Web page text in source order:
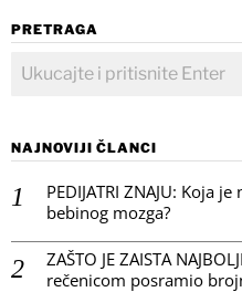
PRETRAGA
NAJNOVIJI ČLANCI
PEDIJATRI ZNAJU: Koja
bebinog mozga?
ZAŠTO JE ZAISTA
rečenicom posramio